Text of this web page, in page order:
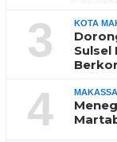
3 KOTA
Sulsel
4